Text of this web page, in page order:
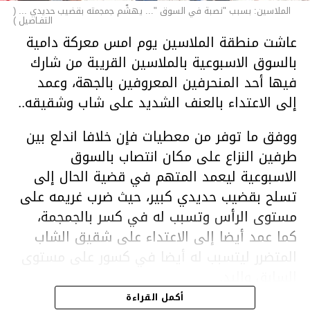
الملاسين: بسبب "نصبة في السوق "... يهشّم جمجمته بقضيب حديدي ... (
التفـاصيل )
عاشت منطقة الملاسين يوم امس معركة دامية
بالسوق الاسبوعية بالملاسين القريبة من شارك
فيها أحد المنحرفين المعروفين بالجهة، وعمد
إلى الاعتداء بالعنف الشديد على شاب وشقيقه..
ووفق ما توفر من معطيات فإن خلافا اندلع بين
طرفين النزاع على مكان انتصاب بالسوق
الاسبوعية ليعمد المتهم في قضية الحال إلى
تسلح بقضيب حديدي كبير، حيث ضرب غريمه على
مستوى الرأس وتسبب له في كسر بالجمجمة،
كما عمد أيضا إلى الاعتداء على شقيق الشاب
المتضرر ليتسبب له أيضا في كسور على مستوى
هذا وقد تمكن أعوان مركز الأمن الوطني بحي
أكمل القراءة